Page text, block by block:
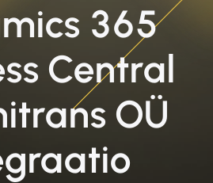
365
Central
OÜ